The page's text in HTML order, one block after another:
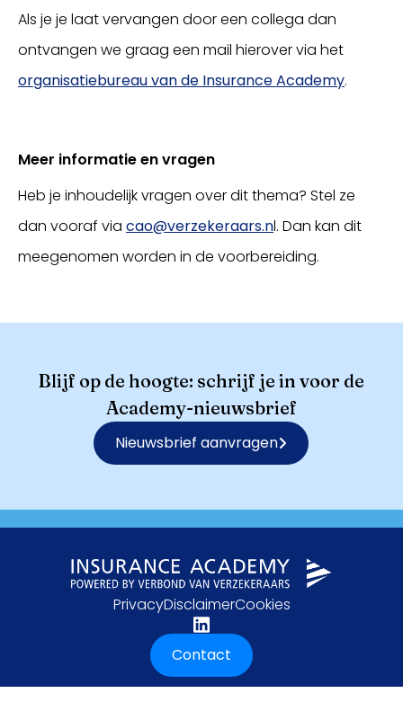
Als je je laat vervangen door een collega dan
ontvangen we graag een mail hierover via het
organisatiebureau van de Insurance Academy.
Meer informatie en vragen
Heb je inhoudelijk vragen over dit thema? Stel ze
dan vooraf via cao@verzekeraars.nl. Dan kan dit
meegenomen worden in de voorbereiding.
Blijf op de hoogte: schrijf je in voor de
Academy-nieuwsbrief
Nieuwsbrief aanvragen
PrivacyDisclaimerCookies
Contact